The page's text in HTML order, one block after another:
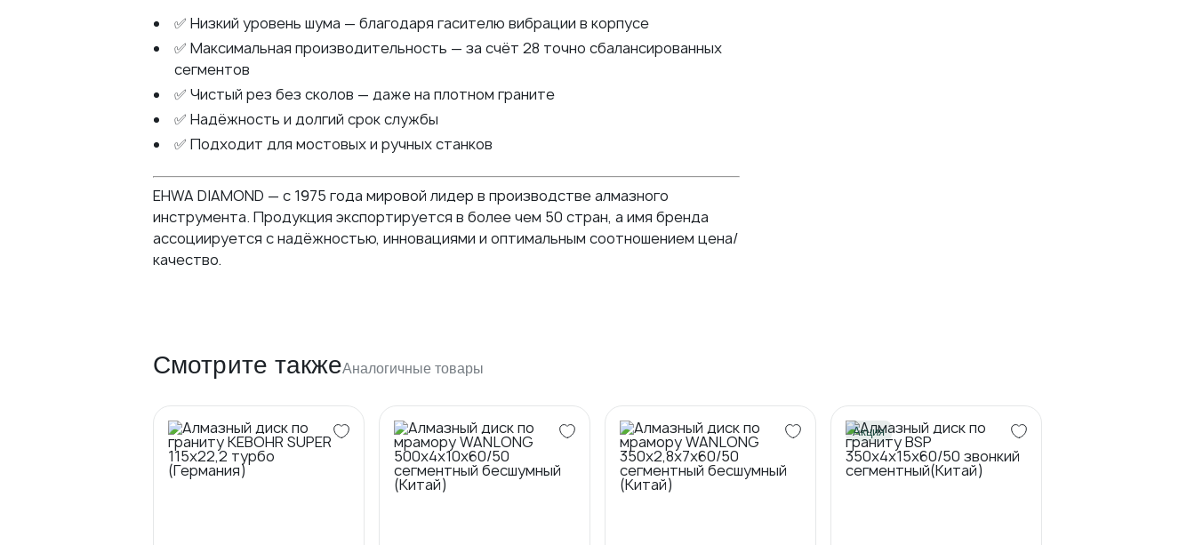
✅ Низкий уровень шума — благодаря гасителю вибрации в корпусе
✅ Максимальная производительность — за счёт 28 точно сбалансированных
сегментов
✅ Чистый рез без сколов — даже на плотном граните
✅ Надёжность и долгий срок службы
✅ Подходит для мостовых и ручных станков
EHWA DIAMOND — с 1975 года мировой лидер в производстве алмазного
инструмента. Продукция экспортируется в более чем 50 стран, а имя бренда
ассоциируется с надёжностью, инновациями и оптимальным соотношением цена/
качество.
Смотрите такжеАналогичные товары
Акция
Новинка